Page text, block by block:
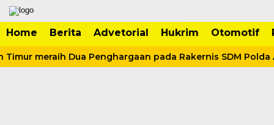
Home Berita Advetorial Hukrim Otomotif
meraih Dua Penghargaan pada Rakernis SDM Polda